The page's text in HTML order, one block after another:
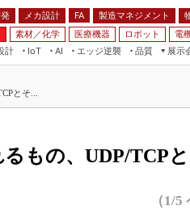
メカ設計 FA 製造マネジメント
素材／化学 医療機器 ロボット 電
計
IoT
AI
エッジ逆襲 品質
展示
JIMTOF
IIFES
とそ...
もの、UDP/TCP
（1/5